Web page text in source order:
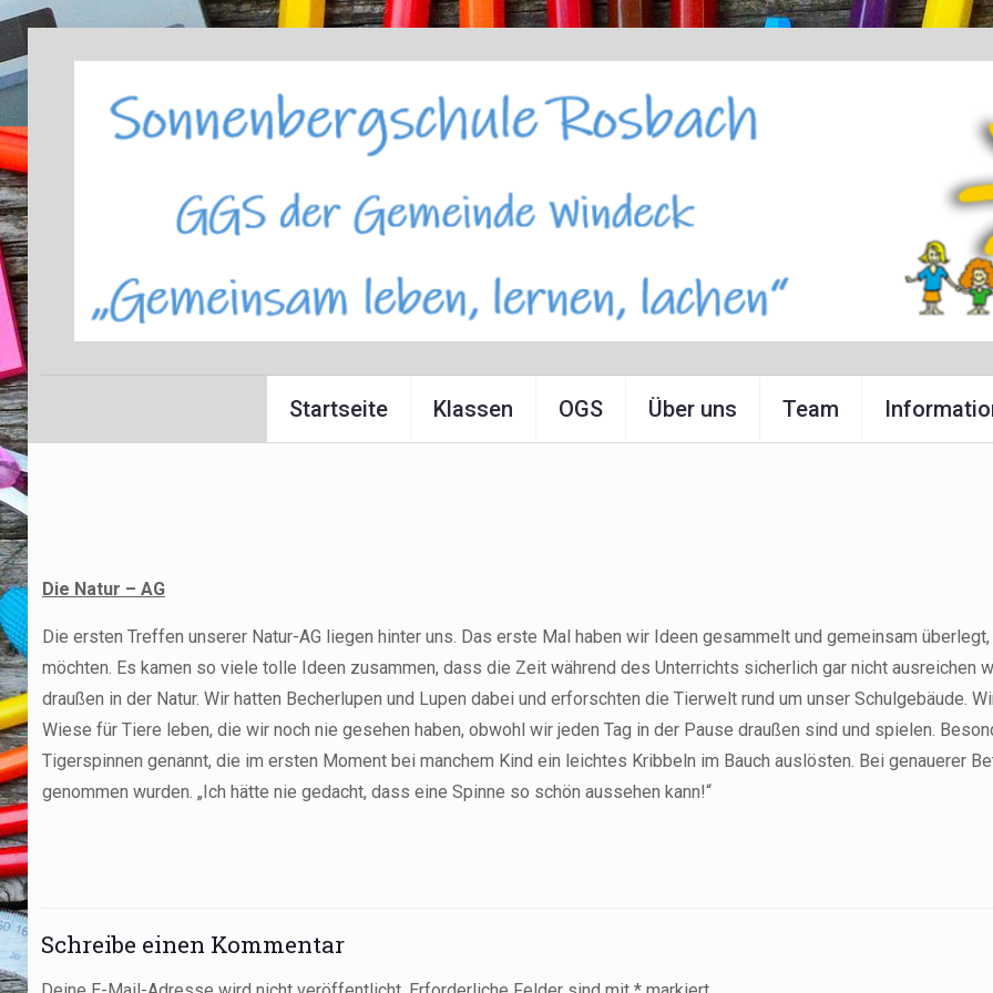
Startseite Klassen OGS Über uns Team
Die Natur – AG
Die ersten Treffen unserer Natur-AG liegen hinter uns. Das erste Mal haben wir Ideen gesammelt und gemeinsam
möchten. Es kamen so viele tolle Ideen zusammen, dass die Zeit während des Unterrichts sicherlich gar nicht ausreichen
draußen in der Natur. Wir hatten Becherlupen und Lupen dabei und erforschten die Tierwelt rund um unser Schulgebäude.
Wiese für Tiere leben, die wir noch nie gesehen haben, obwohl wir jeden Tag in der Pause draußen sind und spielen.
Tigerspinnen genannt, die im ersten Moment bei manchem Kind ein leichtes Kribbeln im Bauch auslösten. Bei genauerer
genommen wurden. „Ich hätte nie gedacht, dass eine Spinne so schön aussehen kann!“
Schreibe einen Kommentar